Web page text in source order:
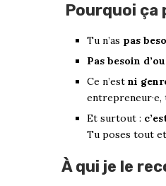
Pourquoi ça
Tu n’as pas
Pas besoin
Ce n’est ni
entrepreneur·e,
Et surtout :
Tu poses tout
À qui je le